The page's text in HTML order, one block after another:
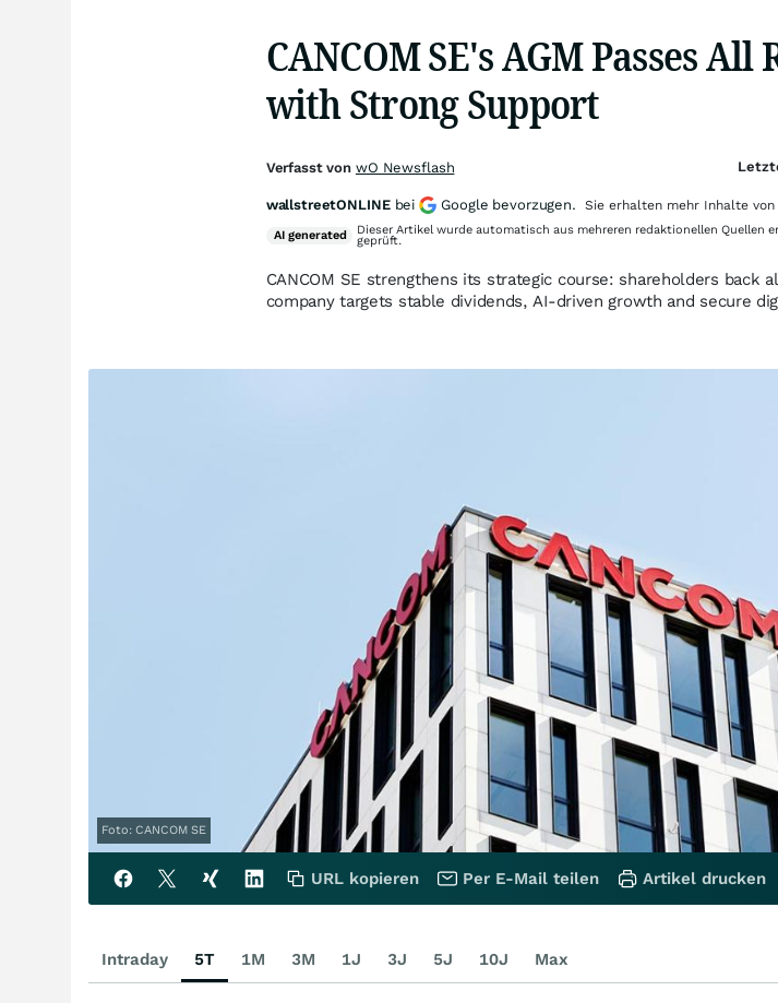
CANCOM SE's AGM Passes All
with Strong Support
CANCOM SE strengthens its strategic course: shareholders back
company targets stable dividends, AI-driven growth and secure
Foto: CANCOM SE
Verfasst von wO Newsflash
wallstreetONLINE bei Google bevorzugen. Sie erhalten mehr Inhalte
AIgenerated Dieser Artikel wurde automatisch aus mehreren redaktionellen Quellen
geprüft.
URL kopieren Per E-Mail teilen Artikel drucken
Intraday 5T 1M 3M 1J 3J 5J 10J Max